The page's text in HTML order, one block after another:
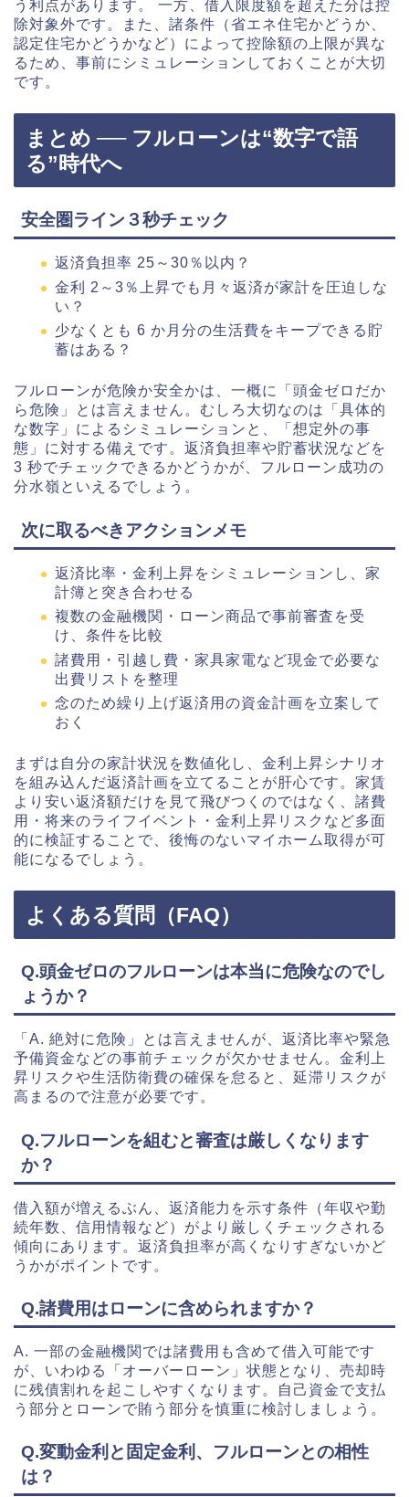
う利点があります。 一方、借入限度額を超えた分は控
除対象外です。また、諸条件（省エネ住宅かどうか、
認定住宅かどうかなど）によって控除額の上限が異な
るため、事前にシミュレーションしておくことが大切
です。
まとめ ── フルローンは“数字で語
る”時代へ
安全圏ライン３秒チェック
返済負担率 25～30％以内？
金利 2～3％上昇でも月々返済が家計を圧迫しな
い？
少なくとも 6 か月分の生活費をキープできる貯
蓄はある？
フルローンが危険か安全かは、一概に「頭金ゼロだか
ら危険」とは言えません。むしろ大切なのは「具体的
な数字」によるシミュレーションと、「想定外の事
態」に対する備えです。返済負担率や貯蓄状況などを
3 秒でチェックできるかどうかが、フルローン成功の
分水嶺といえるでしょう。
次に取るべきアクションメモ
返済比率・金利上昇をシミュレーションし、家
計簿と突き合わせる
複数の金融機関・ローン商品で事前審査を受
け、条件を比較
諸費用・引越し費・家具家電など現金で必要な
出費リストを整理
念のため繰り上げ返済用の資金計画を立案して
おく
まずは自分の家計状況を数値化し、金利上昇シナリオ
を組み込んだ返済計画を立てることが肝心です。家賃
より安い返済額だけを見て飛びつくのではなく、諸費
用・将来のライフイベント・金利上昇リスクなど多面
的に検証することで、後悔のないマイホーム取得が可
能になるでしょう。
よくある質問（FAQ）
Q.頭金ゼロのフルローンは本当に危険なのでし
ょうか？
「A. 絶対に危険」とは言えませんが、返済比率や緊急
予備資金などの事前チェックが欠かせません。金利上
昇リスクや生活防衛費の確保を怠ると、延滞リスクが
高まるので注意が必要です。
Q.フルローンを組むと審査は厳しくなります
か？
借入額が増えるぶん、返済能力を示す条件（年収や勤
続年数、信用情報など）がより厳しくチェックされる
傾向にあります。返済負担率が高くなりすぎないかど
うかがポイントです。
Q.諸費用はローンに含められますか？
A. 一部の金融機関では諸費用も含めて借入可能です
が、いわゆる「オーバーローン」状態となり、売却時
に残債割れを起こしやすくなります。自己資金で支払
う部分とローンで賄う部分を慎重に検討しましょう。
Q.変動金利と固定金利、フルローンとの相性
は？